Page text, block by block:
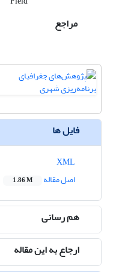
مراجع
فایل ها
اصل مقاله
1.86 M
هم رسانی
ارجاع به این مقاله